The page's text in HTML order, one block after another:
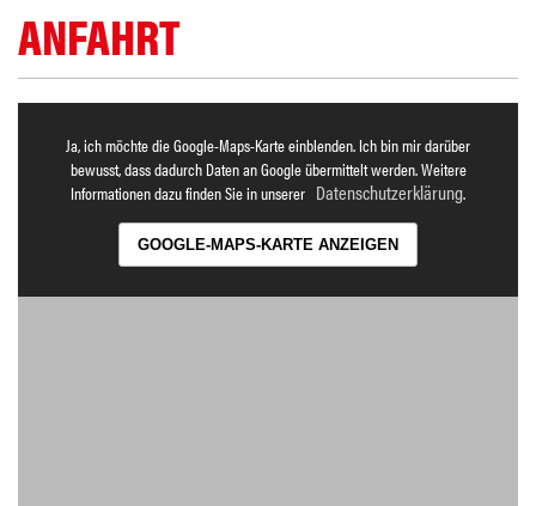
ANFAHRT
Ja, ich möchte die Google-Maps-Karte einblenden. Ich bin mir darüber
bewusst, dass dadurch Daten an Google übermittelt werden. Weitere
Informationen dazu finden Sie in unserer Datenschutzerklärung.
GOOGLE-MAPS-KARTE ANZEIGEN